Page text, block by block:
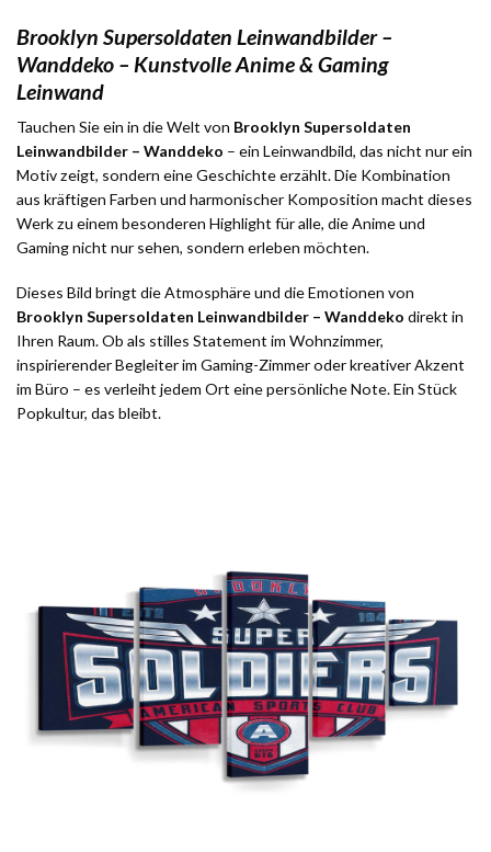
Brooklyn Supersoldaten Leinwandbilder –
Wanddeko – Kunstvolle Anime & Gaming
Leinwand
Tauchen Sie ein in die Welt von Brooklyn Supersoldaten
Leinwandbilder – Wanddeko – ein Leinwandbild, das nicht nur ein
Motiv zeigt, sondern eine Geschichte erzählt. Die Kombination
aus kräftigen Farben und harmonischer Komposition macht dieses
Werk zu einem besonderen Highlight für alle, die Anime und
Gaming nicht nur sehen, sondern erleben möchten.
Dieses Bild bringt die Atmosphäre und die Emotionen von
Brooklyn Supersoldaten Leinwandbilder – Wanddeko direkt in
Ihren Raum. Ob als stilles Statement im Wohnzimmer,
inspirierender Begleiter im Gaming-Zimmer oder kreativer Akzent
im Büro – es verleiht jedem Ort eine persönliche Note. Ein Stück
Popkultur, das bleibt.